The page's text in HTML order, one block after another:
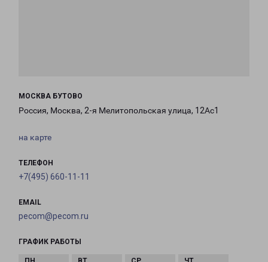
МОСКВА БУТОВО
Россия, Москва, 2-я Мелитопольская улица, 12Ас1
на карте
ТЕЛЕФОН
+7(495) 660-11-11
EMAIL
pecom@pecom.ru
ГРАФИК РАБОТЫ